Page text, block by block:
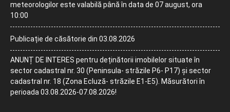
meteorologilor este valabilă până în data de 07 august, ora
10:00
Publicație de căsătorie din 03.08.2026
ANUNȚ DE INTERES pentru deținătorii imobilelor situate în
sector cadastral nr. 30 (Peninsula- străzile P6- P17) și sector
cadastral nr. 18 (Zona Ecluză- străzile E1-E5). Măsurători în
perioada 03.08.2026-07.08.2026!